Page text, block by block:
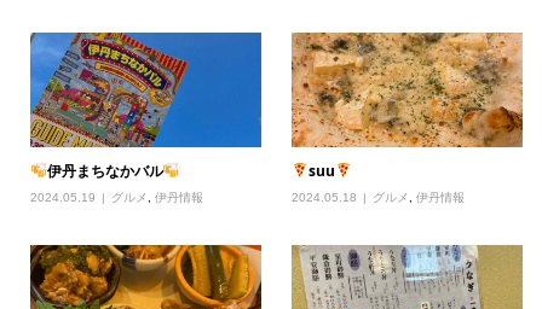
伊丹まちなかバル
2024.05.19 グルメ 伊丹情報
suu
2024.05.18 グルメ ,伊丹情報